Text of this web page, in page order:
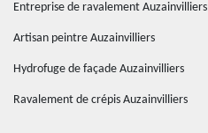
Entreprise de ravalement Auzainvilliers
Artisan peintre Auzainvilliers
Hydrofuge de façade Auzainvilliers
Ravalement de crépis Auzainvilliers